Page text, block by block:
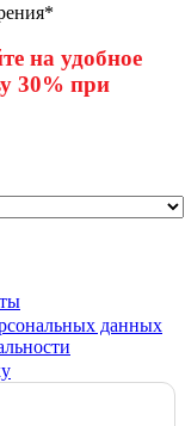
на удобное
30% при
данных